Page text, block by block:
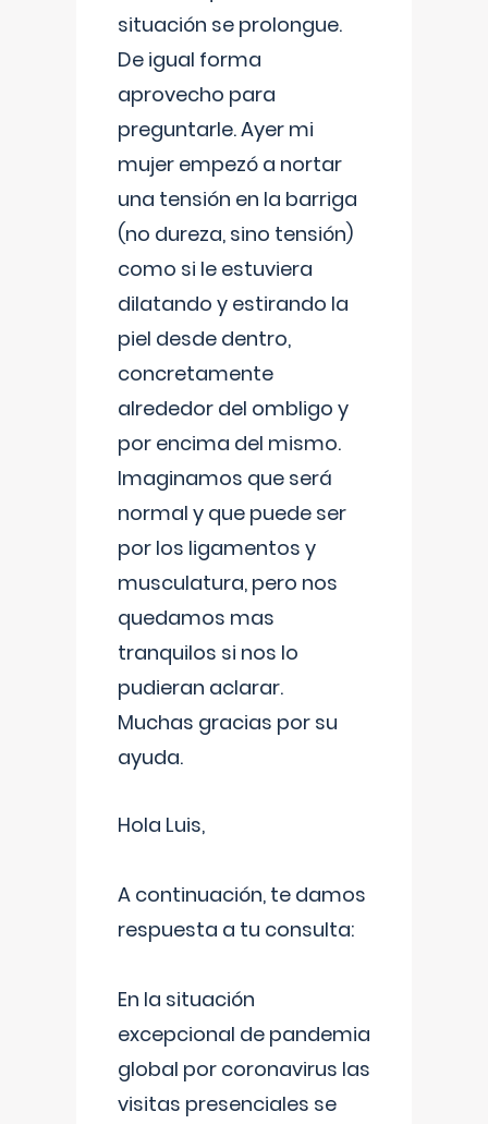
situación se prolongue.
De igual forma
aprovecho para
preguntarle. Ayer mi
mujer empezó a nortar
una tensión en la barriga
(no dureza, sino tensión)
como si le estuviera
dilatando y estirando la
piel desde dentro,
concretamente
alrededor del ombligo y
por encima del mismo.
Imaginamos que será
normal y que puede ser
por los ligamentos y
musculatura, pero nos
quedamos mas
tranquilos si nos lo
pudieran aclarar.
Muchas gracias por su
ayuda.
Hola Luis,
A continuación, te damos
respuesta a tu consulta:
En la situación
excepcional de pandemia
global por coronavirus las
visitas presenciales se